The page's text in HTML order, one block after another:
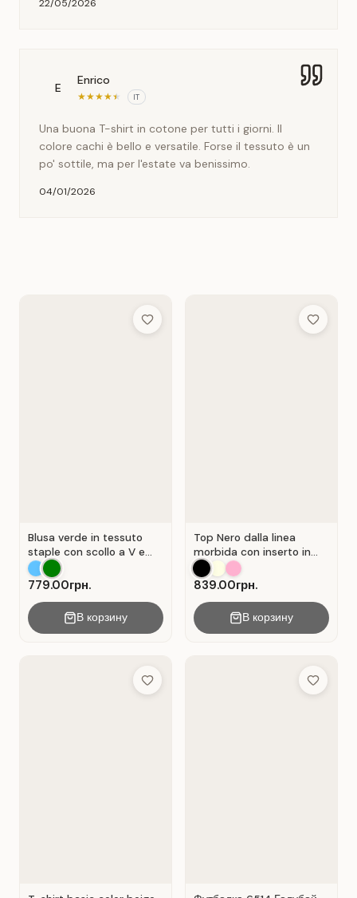
22/05/2026
E
Enrico
★★★★★ IT
Una buona T-shirt in cotone per tutti i giorni. Il
colore cachi è bello e versatile. Forse il tessuto è un
po' sottile, ma per l'estate va benissimo.
04/01/2026
Add to Wish List
Blusa verde in tessuto
staple con scollo a V e
chiusura a portafoglio.
Verde .
779.00грн.
В корзину
Add to
Top Nero dalla linea
morbida con inserto in
pizzo traforato.
839.00грн.
В корзину
Add to Wish List Add to